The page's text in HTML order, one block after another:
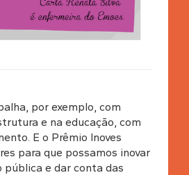
por exemplo, com
e na educação, com
E o Prêmio Inoves
para que possamos inovar
pública e dar conta das